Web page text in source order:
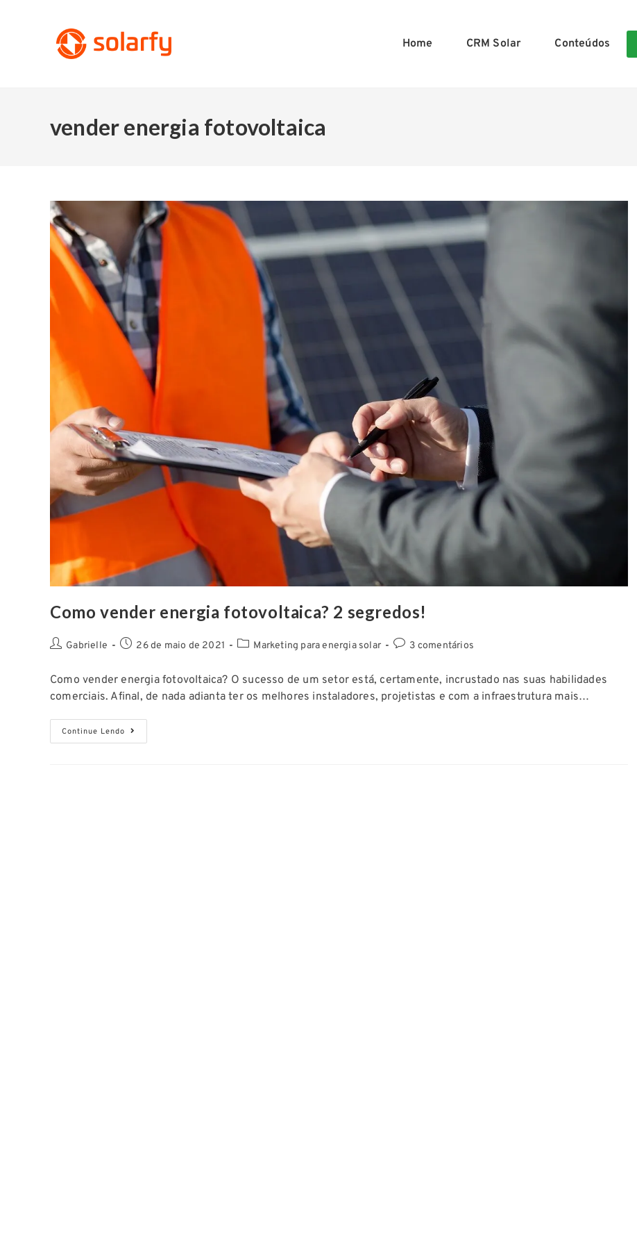
Home CRM Solar Conteúdos
vender energia fotovoltaica
Como vender energia fotovoltaica? 2 segredos!
Gabrielle 26 de maio de 2021 Marketing para energia solar 3 comentários
Como vender energia fotovoltaica? O sucesso de um setor está, certamente, incrustado nas suas habilidades
comerciais. Afinal, de nada adianta ter os melhores instaladores, projetistas e com a infraestrutura mais…
Continue Lendo